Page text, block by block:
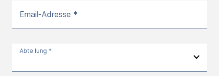
Email-Adresse *
Abteilung *